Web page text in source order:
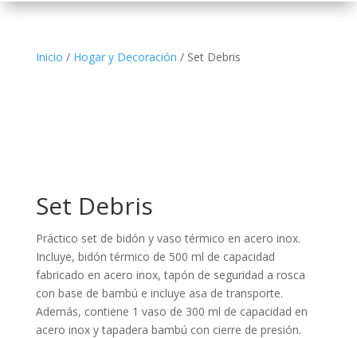
Inicio / Hogar y Decoración / Set Debris
Set Debris
Práctico set de bidón y vaso térmico en acero inox.
Incluye, bidón térmico de 500 ml de capacidad
fabricado en acero inox, tapón de seguridad a rosca
con base de bambú e incluye asa de transporte.
Además, contiene 1 vaso de 300 ml de capacidad en
acero inox y tapadera bambú con cierre de presión.